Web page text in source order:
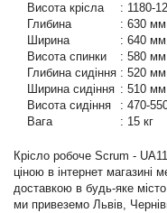
Висота крісла
: 1180-
Глибина
: 630 мм
Ширина
: 640 мм
Висота спинки
: 580 мм
Глибина сидіння : 520 мм
Ширина сидіння : 510 мм
Висота сидіння
: 470-
Вага
: 15 кг
Крісло робоче Scrum -
ціною в інтернет
доставкою в будь-яке
ми привеземо Львів,